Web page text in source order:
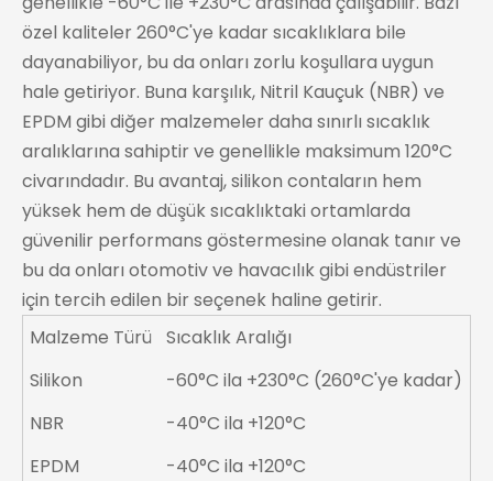
özel kaliteler 260°C'ye kadar sıcaklıklara bile
dayanabiliyor, bu da onları zorlu koşullara uygun
hale getiriyor. Buna karşılık, Nitril Kauçuk (NBR) ve
EPDM gibi diğer malzemeler daha sınırlı sıcaklık
aralıklarına sahiptir ve genellikle maksimum 120°C
civarındadır. Bu avantaj, silikon contaların hem
yüksek hem de düşük sıcaklıktaki ortamlarda
güvenilir performans göstermesine olanak tanır ve
bu da onları otomotiv ve havacılık gibi endüstriler
için tercih edilen bir seçenek haline getirir.
Malzeme Türü
Sıcaklık Aralığı
Silikon
-60°C ila +230°C (260°C'ye kadar)
NBR
-40°C ila +120°C
EPDM
-40°C ila +120°C